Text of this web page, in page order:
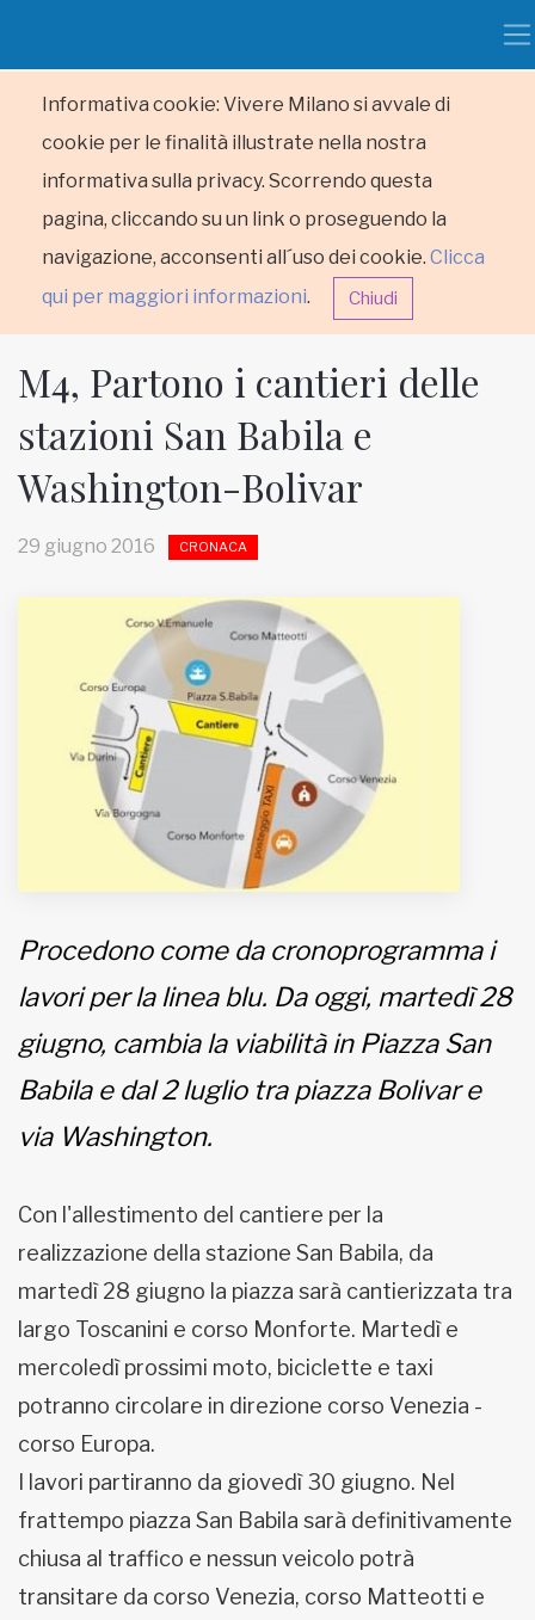
Informativa cookie: Vivere Milano si avvale di
cookie per le finalità illustrate nella nostra
informativa sulla privacy. Scorrendo questa
pagina, cliccando su un link o proseguendo la
navigazione, acconsenti all´uso dei cookie. Clicca
qui per maggiori informazioni. Chiudi
HOME
Inviateci le vostre segnalazioni
Iscriviti alla newsletter
www.viveremilano.info
Fondato e diretto da Enzo De
EDB edizioni - Via Brivio angolo C.
Informativa sulla privacy
M4, Partono i cantieri delle
stazioni San Babila e
Washington-Bolivar
29 giugno 2016 CRONACA
Procedono come da cronoprogramma i
lavori per la linea blu. Da oggi, martedì 28
giugno, cambia la viabilità in Piazza San
Babila e dal 2 luglio tra piazza Bolivar e
via Washington.
Con l'allestimento del cantiere per la
realizzazione della stazione San Babila, da
martedì 28 giugno la piazza sarà cantierizzata tra
largo Toscanini e corso Monforte. Martedì e
mercoledì prossimi moto, biciclette e taxi
potranno circolare in direzione corso Venezia -
corso Europa.
I lavori partiranno da giovedì 30 giugno. Nel
frattempo piazza San Babila sarà definitivamente
chiusa al traffico e nessun veicolo potrà
transitare da corso Venezia, corso Matteotti e